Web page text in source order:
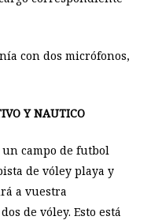
con dos micrófonos,
Y NAUTICO
un campo de futbol
de vóley playa y
a vuestra
de vóley. Esto está